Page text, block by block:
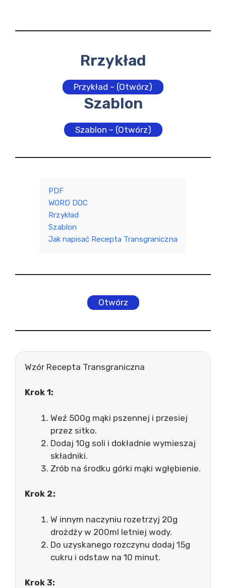
Rrzykład
Przykład – (Otwórz)
Szablon
Szablon – (Otwórz)
PDF
WORD DOC
Rrzykład
Szablon
Jak napisać Recepta Transgraniczna
Otwórz
Wzór Recepta Transgraniczna
Krok 1:
Weź 500g mąki pszennej i przesiej
przez sitko.
Dodaj 10g soli i dokładnie wymieszaj
składniki.
Zrób na środku górki mąki wgłębienie.
Krok 2:
W innym naczyniu rozetrzyj 20g
drożdży w 200ml letniej wody.
Do uzyskanego rozczynu dodaj 15g
cukru i odstaw na 10 minut.
Krok 3: